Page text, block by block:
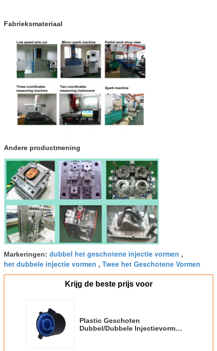
Fabrieksmateriaal
Andere productmening
Markeringen: dubbel het geschotene injectie vormen ,
het dubbele injectie vormen , Twee het Geschotene Vormen
Krijg de beste prijs voor
Plastic Geschoten
Dubbel/Dubbele Injectievorm